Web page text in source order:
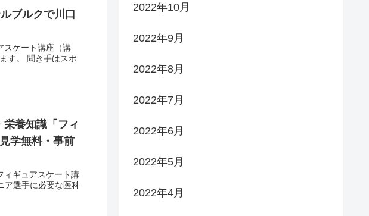
ブルクで川口
スケート講座（講
す。 聞き手はスポ
養知識「フィ
学無料・事前
ィギュアスケート講
ア選手に必要な医科
2022年10月
2022年9月
2022年8月
2022年7月
2022年6月
2022年5月
2022年4月